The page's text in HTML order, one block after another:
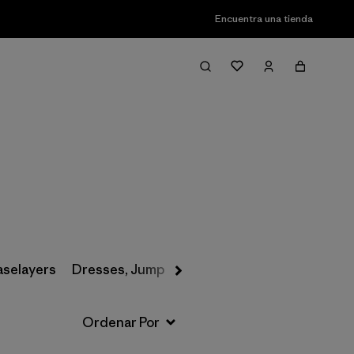
Encuentra una tienda
Filter & Sort
Dresses, Jumpsuits & Overalls